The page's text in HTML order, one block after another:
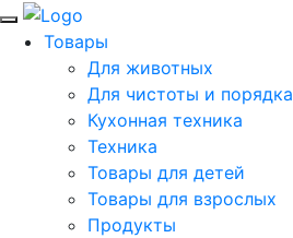
Товары
Для животных
Для чистоты и порядка
Кухонная техника
Техника
Товары для детей
Товары для взрослых
Продукты